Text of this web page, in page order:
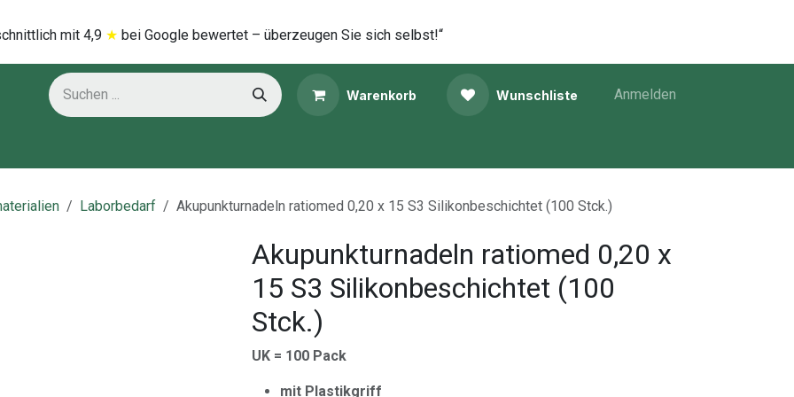
mi​t 4,9 ★ bei Google bewertet – überzeugen Sie sich selbst!“
Warenkorb Wunschliste Anmelden
Laborbedarf Akupunkturnadeln ratiomed 0,20 x 15 S3 Silikonbeschichtet (100 Stck.)
Akupunkturnadeln ratiomed 0,20 x
15 S3 Silikonbeschichtet (100
Stck.)
UK = 100 Pack
mit Plastikgriff